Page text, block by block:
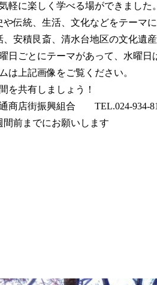
軽に楽しく学べる場ができました
伝統、生活、文化などをテーマ
、安積艮斎、清水台地区の文化遺
日ごとにテーマがあって、水曜
は上記画像をご覧ください。
を共有しましょう！
通商店街振興組合 TEL.024-934-
前までにお願いします